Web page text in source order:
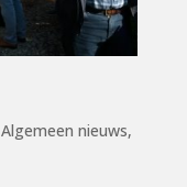
Algemeen nieuws,